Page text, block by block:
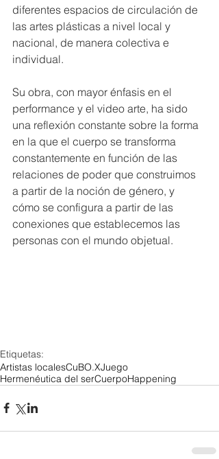
diferentes espacios de circulación de
las artes plásticas a nivel local y
nacional, de manera colectiva e
individual.
Su obra, con mayor énfasis en el
performance y el video arte, ha sido
una reflexión constante sobre la forma
en la que el cuerpo se transforma
constantemente en función de las
relaciones de poder que construimos
a partir de la noción de género, y
cómo se configura a partir de las
conexiones que establecemos las
personas con el mundo objetual.
Etiquetas:
Artistas localesCuBO.XJuego
Hermenéutica del serCuerpoHappening